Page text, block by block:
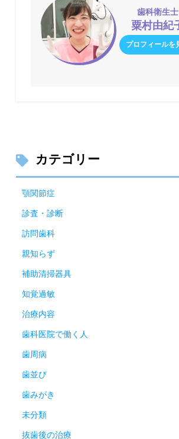
歯科衛生士
粟村由紀
プロフィールを
カテゴリー
顎関節症
診査・診断
訪問歯科
親知らず
補助清掃器具
知覚過敏
治療内容
歯科医院で働く人
歯周病
歯並び
歯みがき
未分類
抜歯後の治療